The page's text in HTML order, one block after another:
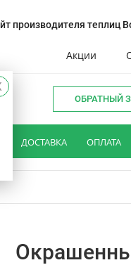
производителя теплиц
Акции
ОБРАТНЫЙ
ДОСТАВКА ОПЛАТА